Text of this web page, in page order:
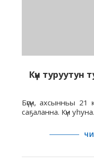
Күн туруутун
Бүгүн, ахсынньы 21
саҕаланна. Күн